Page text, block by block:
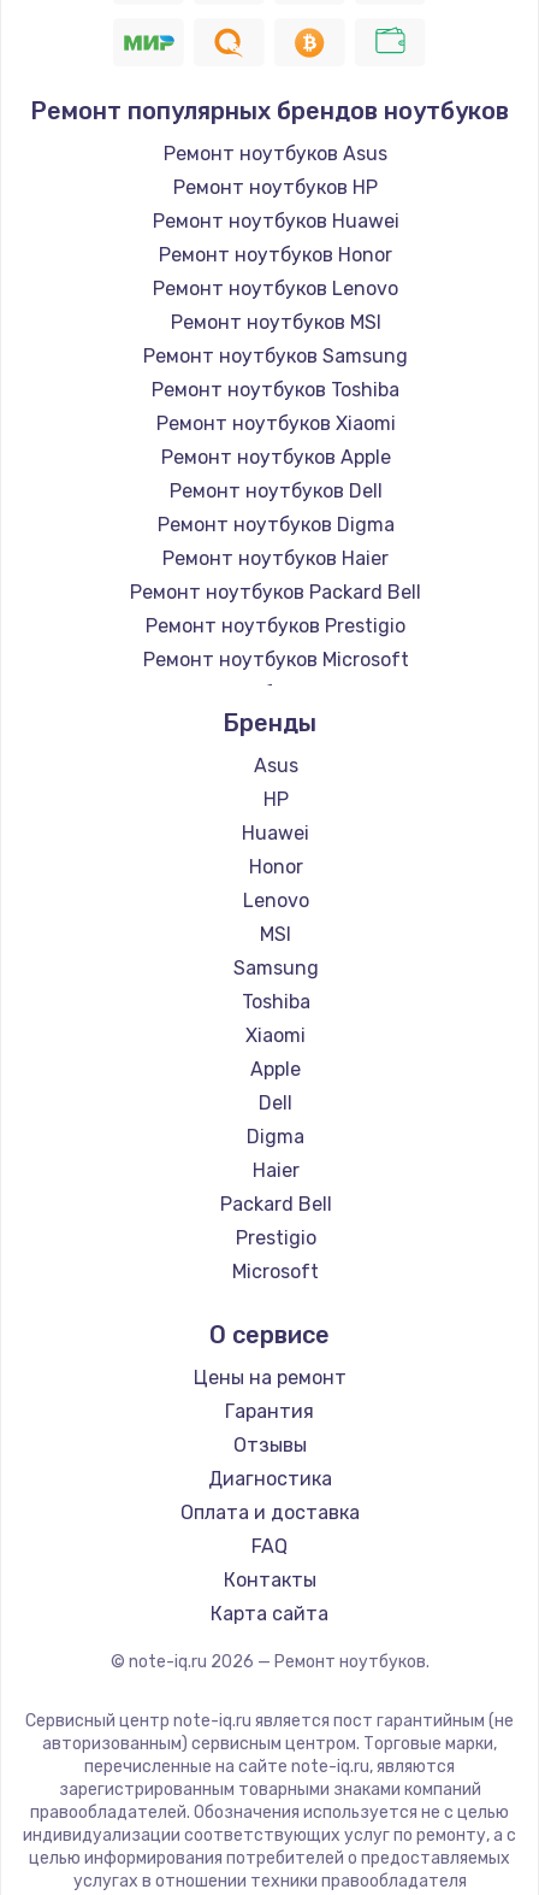
Ремонт популярных брендов ноутбуков
Ремонт ноутбуков Asus
Ремонт ноутбуков HP
Ремонт ноутбуков Huawei
Ремонт ноутбуков Honor
Ремонт ноутбуков Lenovo
Ремонт ноутбуков MSI
Ремонт ноутбуков Samsung
Ремонт ноутбуков Toshiba
Ремонт ноутбуков Xiaomi
Ремонт ноутбуков Apple
Ремонт ноутбуков Dell
Ремонт ноутбуков Digma
Ремонт ноутбуков Haier
Ремонт ноутбуков Packard Bell
Ремонт ноутбуков Prestigio
Ремонт ноутбуков Microsoft
Ремонт ноутбуков Alienware
Ремонт ноутбуков Aquarius
Ремонт ноутбуков Gigabyte
Ремонт ноутбуков Aorus
Ремонт ноутбуков Maibenben
Ремонт ноутбуков Getac
Ремонт ноутбуков Epson
Ремонт ноутбуков Philips
Ремонт ноутбуков LG
Ремонт ноутбуков Panasonic
Ремонт ноутбуков Irbis
Ремонт ноутбуков Thunderobot
Ремонт ноутбуков Hasee
Ремонт ноутбуков ZTE
Ремонт ноутбуков Hiper
Ремонт ноутбуков Evga
Ремонт ноутбуков Google
Ремонт ноутбуков Echips
Ремонт ноутбуков Predator
Ремонт ноутбуков iru
Ремонт ноутбуков Machenike
Ремонт ноутбуков DEXP
Ремонт ноутбуков Teclast
Ремонт ноутбуков CHUWI
Ремонт ноутбуков Colorful
Бренды
Asus
HP
Huawei
Honor
Lenovo
MSI
Samsung
Toshiba
Xiaomi
Apple
Dell
Digma
Haier
Packard Bell
Prestigio
Microsoft
Aquarius
Gigabyte
Aorus
Maibenben
Getac
Epson
Philips
LG
Panasonic
ZTE
Hiper
Evga
Google
Echips
О сервисе
Цены на ремонт
Гарантия
Отзывы
Диагностика
Оплата и доставка
FAQ
Контакты
Карта сайта
© note-iq.ru 2026 — Ремонт ноутбуков.
Сервисный центр note-iq.ru является пост гарантийным (не
авторизованным) сервисным центром. Торговые марки,
перечисленные на сайте note-iq.ru, являются
зарегистрированным товарными знаками компаний
правообладателей. Обозначения используется не с целью
индивидуализации соответствующих услуг по ремонту, а с
целью информирования потребителей о предоставляемых
услугах в отношении техники правообладателя